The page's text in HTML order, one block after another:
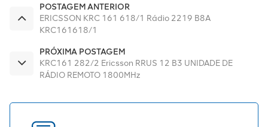
POSTAGEM ANTERIOR
ERICSSON KRC 161 618/1 Rádio 2219 B8A
KRC161618/1
PRÓXIMA POSTAGEM
KRC161 282/2 Ericsson RRUS 12 B3 UNIDADE DE
RÁDIO REMOTO 1800MHz